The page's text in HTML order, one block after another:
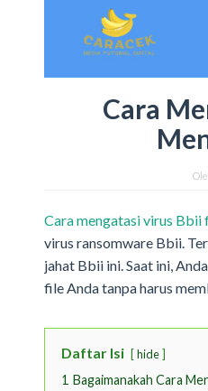
Cara
Cara mengatasi virus Bbii
virus ransomware Bbii.
jahat Bbii ini. Saat ini,
file Anda tanpa harus
Daftar Isi hide
1 Bagaimanakah Cara